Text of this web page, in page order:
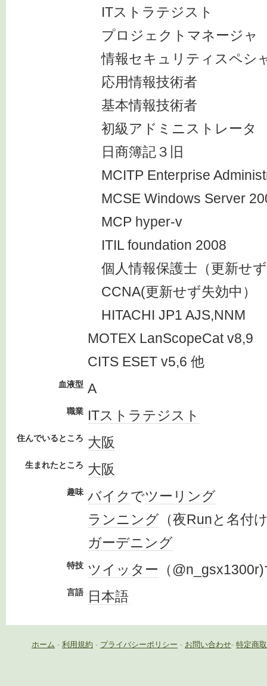
ITストラテジスト
プロジェクトマネージャ
情報セキュリティスペシ
応用情報技術者
基本情報技術者
初級アドミニストレータ
日商簿記３旧
MCITP Enterprise
MCSE Windows Server
MCP hyper-v
ITIL foundation 2008
個人情報保護士（更新せ
CCNA(更新せず失効中）
HITACHI JP1 AJS,NNM
MOTEX LanScopeCat v8,9
CITS ESET v5,6 他
血液型 A
職業 ITストラテジスト
住んでいるところ 大阪
生まれたところ 大阪
趣味 バイク でツーリング
ランニング （夜Runと名付
ガーデニング
特技 ツイッター （
言語 日本語
ホーム - 利用規約 - プライバシーポリシー - お問い合わせ- 特定商